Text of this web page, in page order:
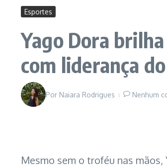
Esportes
Yago Dora
com liderança
Por Naiara Rodrigues Nenhum
Mesmo sem o troféu nas